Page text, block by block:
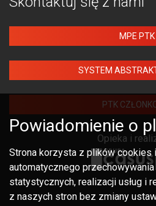
MPE PTK
SYSTEM
PTK
Opieka i
Powiadomienie o
Strona korzysta z plików cookies
automatycznego
statystycznych, realizacji usług i
z naszych stron bez zmiany